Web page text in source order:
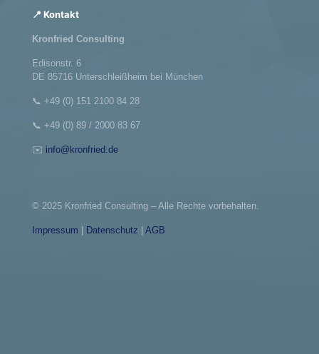
📍 Kontakt
Kronfried Consulting
Edisonstr. 6
DE 85716 Unterschleißheim bei München
📞 +49 (0) 151 2100 84 28
📞 +49 (0) 89 / 2000 83 67
✉️ info@kronfried.de
© 2025 Kronfried Consulting – Alle Rechte vorbehalten.
Impressum Datenschutz AGB